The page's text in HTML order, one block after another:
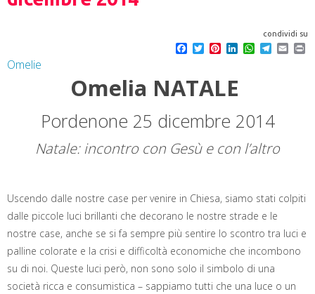
condividi su
F
e
b
o
k
T
t
t
r
P
e
e
s
L
I
n
W
p
p
T
a
m
E
Omelie
Omelia NATALE
Pordenone 25 dicembre 2014
Natale: incontro con Gesù e con l’altro
Uscendo dalle nostre case per venire in Chiesa, siamo stati colpiti
dalle piccole luci brillanti che decorano le nostre strade e le
nostre case, anche se si fa sempre più sentire lo scontro tra luci e
palline colorate e la crisi e difficoltà economiche che incombono
su di noi. Queste luci però, non sono solo il simbolo di una
società ricca e consumistica – sappiamo tutti che una luce o un